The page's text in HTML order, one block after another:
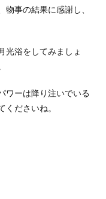
事の結果に感謝し、
光浴をしてみましょ
ワーは降り注いでいる
ださいね。